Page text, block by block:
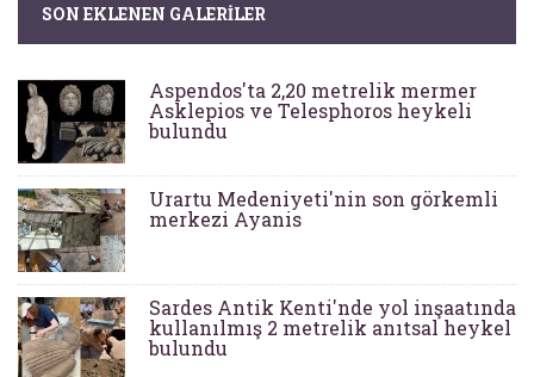
SON EKLENEN GALERILER
Aspendos'ta 2,20 metrelik mermer
Asklepios ve Telesphoros heykeli
bulundu
Urartu Medeniyeti'nin son görkemli
merkezi Ayanis
Sardes Antik Kenti'nde yol inşaatında
kullanılmış 2 metrelik anıtsal heykel
bulundu